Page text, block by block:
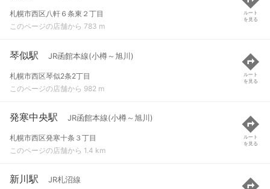
札幌市西区八軒６条東２丁目
このページの店舗から 783 m
ルート
を見る
琴似駅 JR函館本線(小樽～旭川)
札幌市西区琴似2条2丁目
このページの店舗から 982 m
ルート
を見る
発寒中央駅 JR函館本線(小樽～旭川)
札幌市西区発寒十条３丁目
このページの店舗から 1.4 km
ルート
を見る
新川駅 JR札沼線